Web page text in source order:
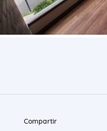
Compartir